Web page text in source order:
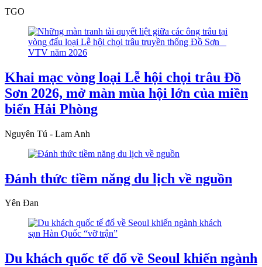
TGO
Khai mạc vòng loại Lễ hội chọi trâu Đồ
Sơn 2026, mở màn mùa hội lớn của miền
biển Hải Phòng
Nguyên Tú - Lam Anh
Đánh thức tiềm năng du lịch về nguồn
Yên Đan
Du khách quốc tế đổ về Seoul khiến ngành